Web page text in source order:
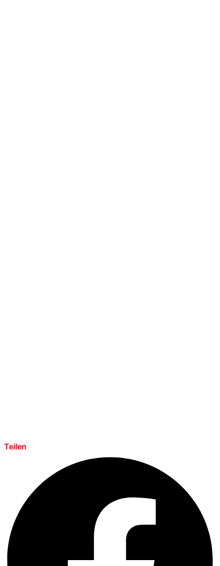
Teilen